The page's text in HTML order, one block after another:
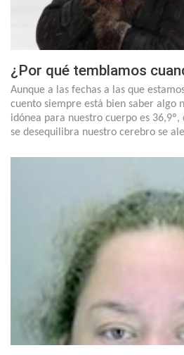
¿Por qué temblamos
Aunque a las fechas a las que
cuento siempre está bien saber algo
idónea para nuestro cuerpo es
se desequilibra nuestro cerebro se